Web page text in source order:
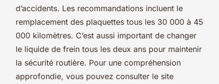
d’accidents. Les recommandations incluent le
remplacement des plaquettes tous les 30 000 à 45
000 kilomètres. C’est aussi important de changer
le liquide de frein tous les deux ans pour maintenir
la sécurité routière. Pour une compréhension
approfondie, vous pouvez consulter le site